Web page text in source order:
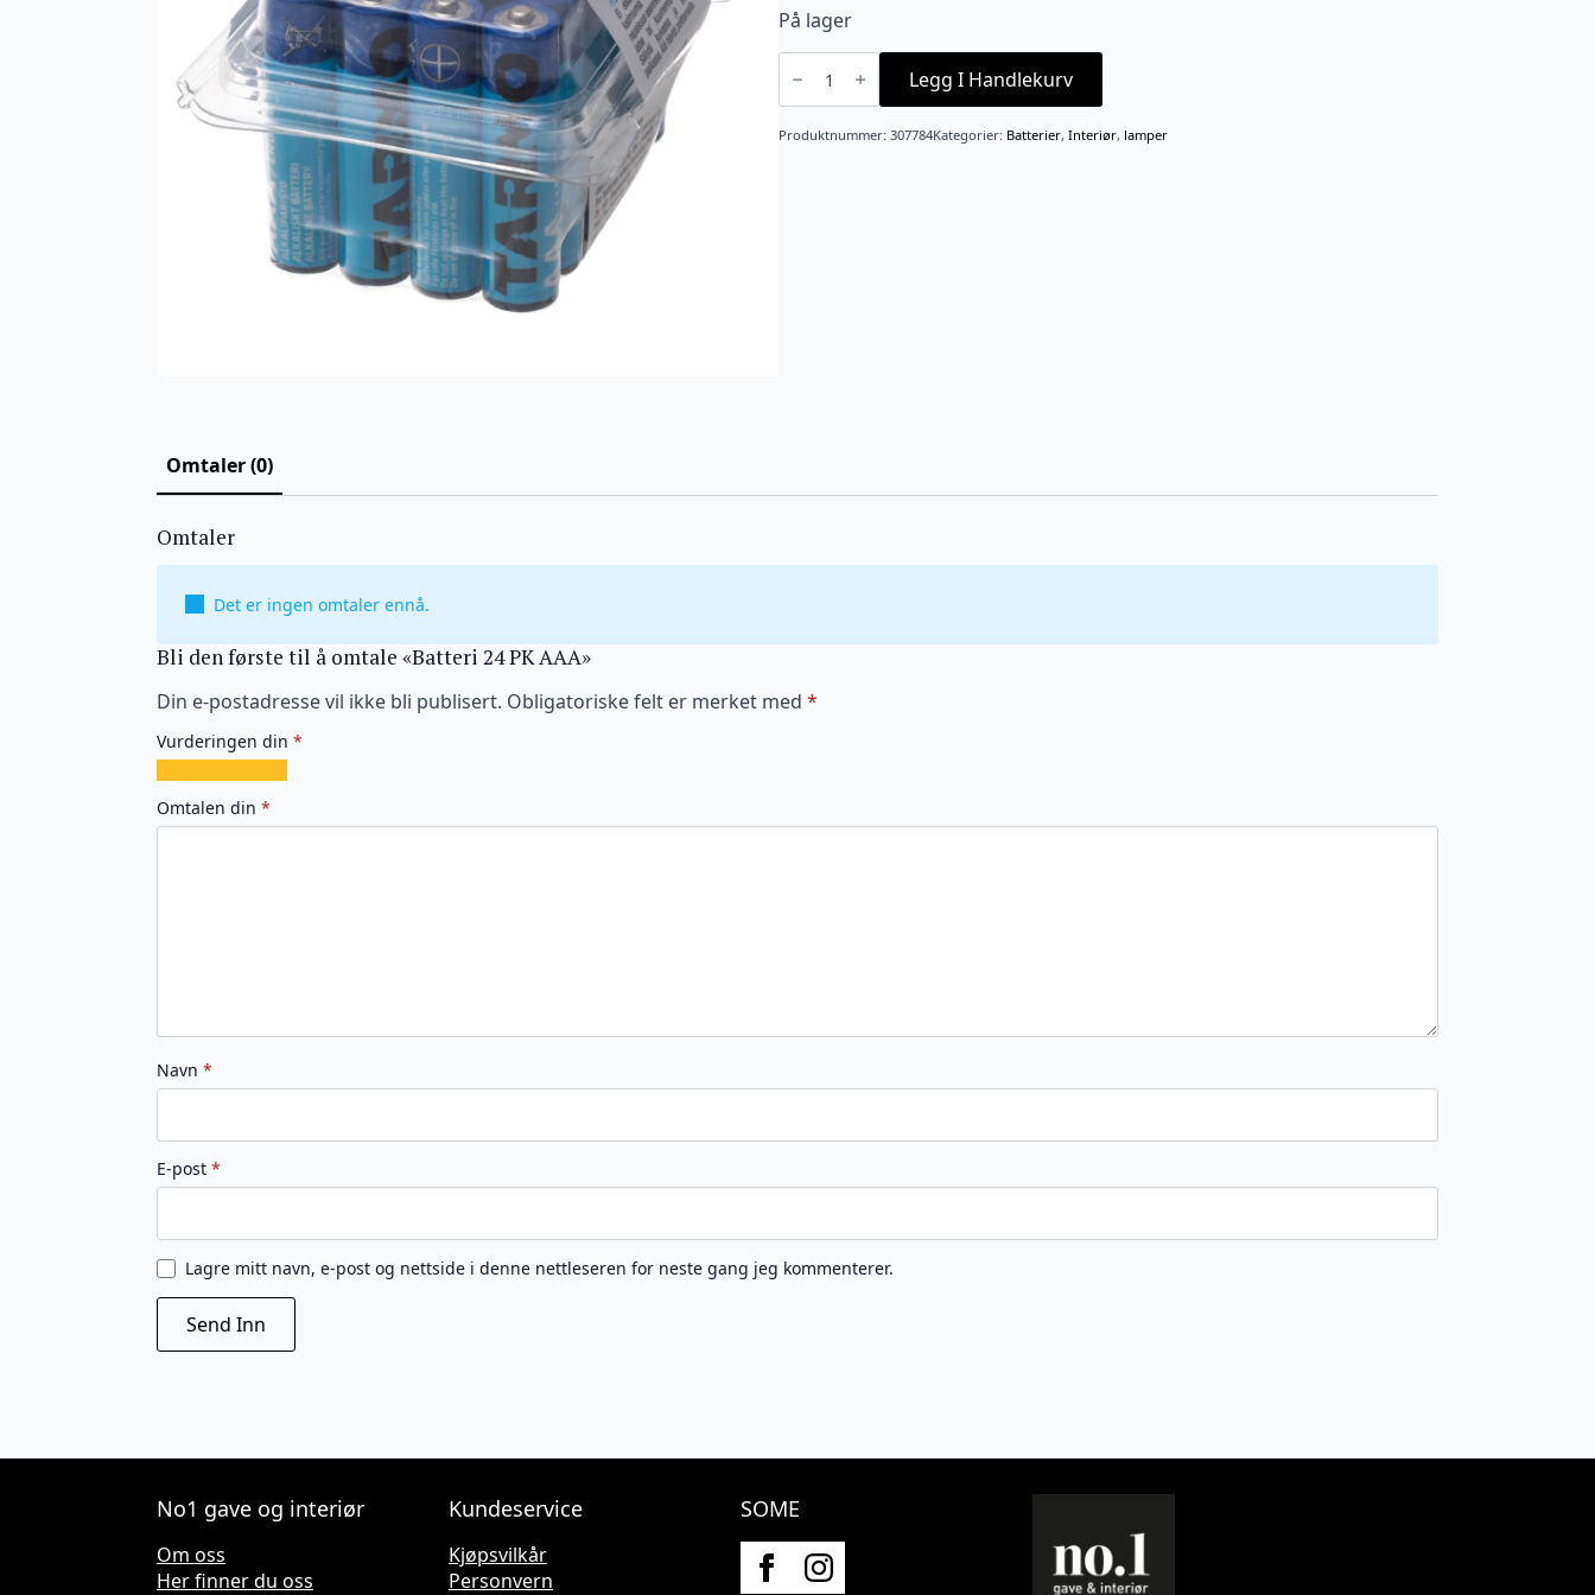
På lager
Batteri
24
AAA
antall
Legg I Handlekurv
Produktnummer: 307784Kategorier: Batterier, Interiør, lamper
Omtaler (0)
Omtaler
Det er ingen omtaler ennå.
Bli den første til å omtale «Batteri 24 PK AAA»
Din e-postadresse vil ikke bli publisert. Obligatoriske felt er merket med *
Vurderingen din *
av
5
av
5
av
5
av
5
av
5
Omtalen din *
Navn *
E-post *
Lagre mitt navn, e-post og nettside i denne nettleseren for neste gang jeg kommenterer.
No1 gave og interiør
Om oss
Her finner du oss
Kundeservice
Kjøpsvilkår
Personvern
SOME